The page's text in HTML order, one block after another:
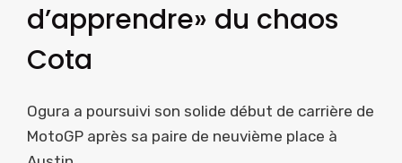
d’apprendre» du chaos
Cota
Ogura a poursuivi son solide début de carrière de
MotoGP après sa paire de neuvième place à